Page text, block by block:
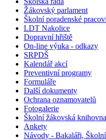
Žákovský parlament
Školní poradenské
LDT Nakolice
Dopravní hřiště
On-line výuka - odkazy
SRPDŠ
Kalendář akcí
Preventivní programy
Formuláře
Další dokumenty
Ochrana oznamovatelů
Fotogalerie
Školní žákovská knihovna
Ankety
Návody - Bakaláři,